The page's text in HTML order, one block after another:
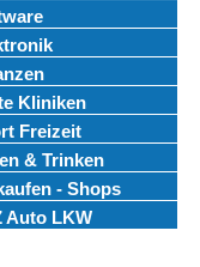
Kliniken
Freizeit
& Trinken
- Shops
Auto LKW